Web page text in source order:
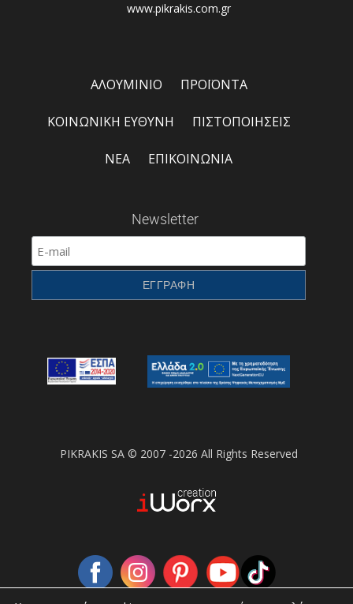
www.pikrakis.com.gr
ΑΛΟΥΜΙΝΙΟ ΠΡΟΪΟΝΤΑ
ΚΟΙΝΩΝΙΚΗ ΕΥΘΥΝΗ ΠΙΣΤΟΠΟΙΗΣΕΙΣ
ΝΕΑ ΕΠΙΚΟΙΝΩΝΙΑ
Newsletter
PIKRAKIS SA © 2007 -2026 All Rights Reserved